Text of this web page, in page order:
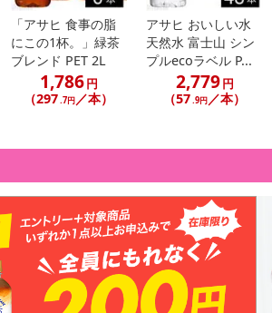
「アサヒ 食事の脂
にこの1杯。」緑茶
ブレンド PET 2L
1,786円
（297.7円／本）
アサヒ おいしい水
天然水 富士山 シン
プルecoラベル P...
2,779円
（57.9円／本）